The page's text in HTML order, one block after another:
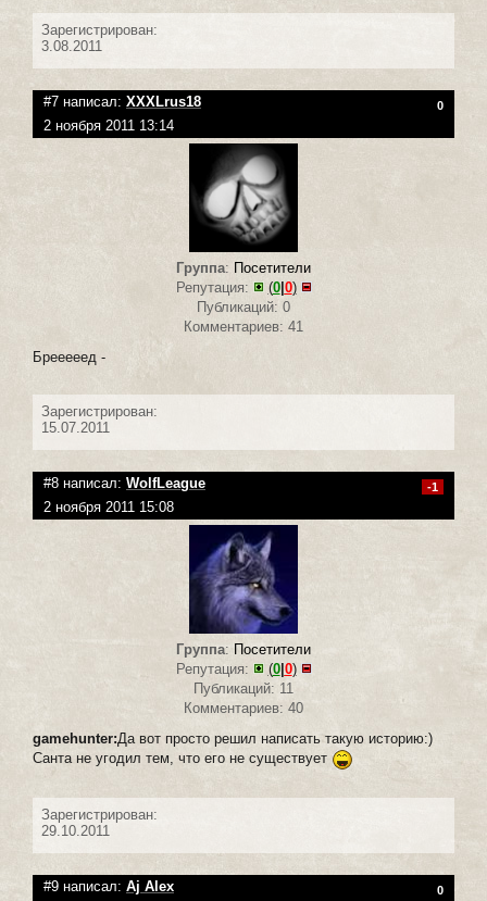
Зарегистрирован:
3.08.2011
#7 написал: XXXLrus18 0
2 ноября 2011 13:14
Группа: Посетители
Репутация:
(0| 0)
Публикаций: 0
Комментариев: 41
Брееееед -
Зарегистрирован:
15.07.2011
#8 написал: WolfLeague -1
2 ноября 2011 15:08
Группа: Посетители
Репутация:
(0| 0)
Публикаций: 11
Комментариев: 40
gamehunter:Да вот просто решил написать такую историю:)
Cанта не угодил тем, что его не существует
Зарегистрирован:
29.10.2011
#9 написал: Aj Alex 0